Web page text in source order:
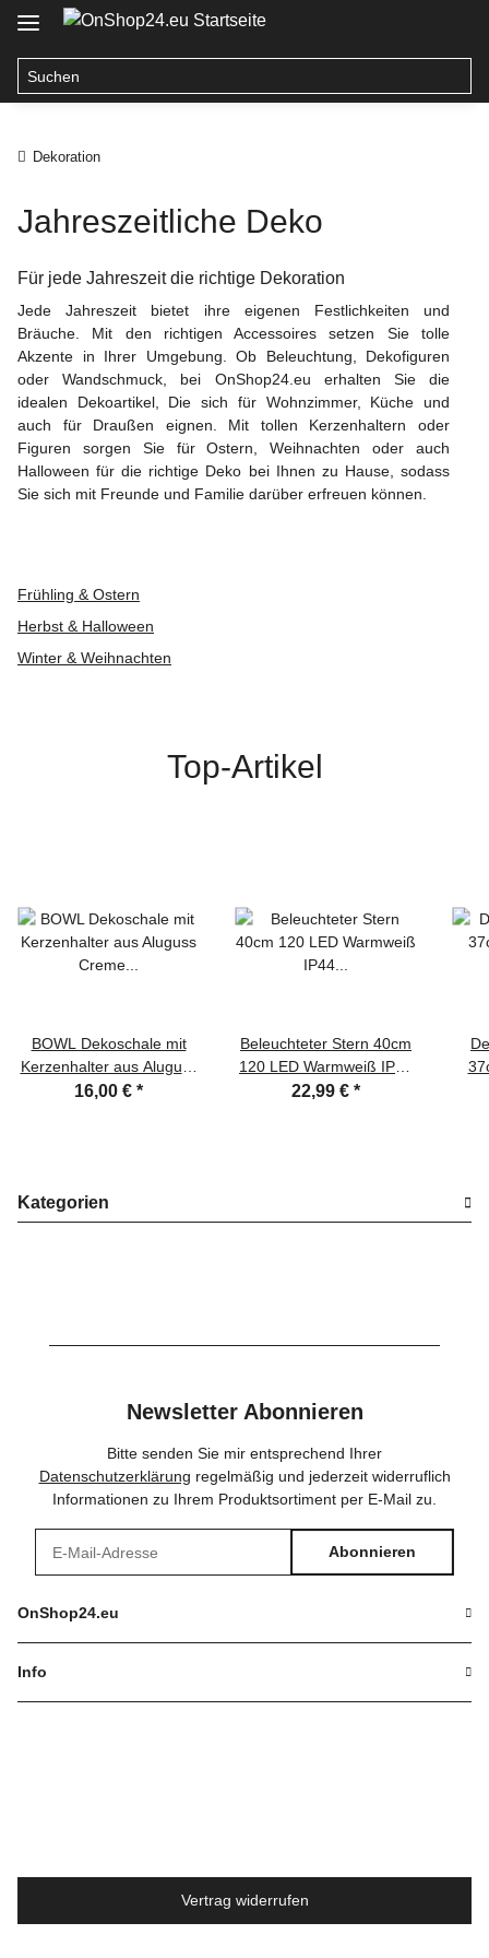
Dekoration
Jahreszeitliche Deko
Für jede Jahreszeit die richtige Dekoration
Jede Jahreszeit bietet ihre eigenen Festlichkeiten und
Bräuche. Mit den richtigen Accessoires setzen Sie tolle
Akzente in Ihrer Umgebung. Ob Beleuchtung, Dekofiguren
oder Wandschmuck, bei OnShop24.eu erhalten Sie die
idealen Dekoartikel, Die sich für Wohnzimmer, Küche und
auch für Draußen eignen. Mit tollen Kerzenhaltern oder
Figuren sorgen Sie für Ostern, Weihnachten oder auch
Halloween für die richtige Deko bei Ihnen zu Hause, sodass
Sie sich mit Freunde und Familie darüber erfreuen können.
Frühling & Ostern
Herbst & Halloween
Winter & Weihnachten
Top-Artikel
BOWL Dekoschale mit
Kerzenhalter aus Aluguss
Creme Weiß lackiert
16,00 € *
Beleuchteter Stern 40cm
120 LED Warmweiß IP44
außen
22,99 € *
Kategorien
Newsletter Abonnieren
Bitte senden Sie mir entsprechend Ihrer
Datenschutzerklärung regelmäßig und jederzeit widerruflich
Informationen zu Ihrem Produktsortiment per E-Mail zu.
Abonnieren
OnShop24.eu
Info
Vertrag widerrufen